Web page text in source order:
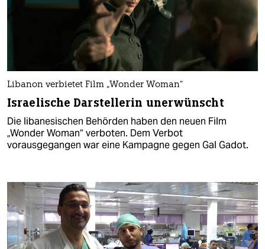
Libanon verbietet Film „Wonder Woman“
Israelische Darstellerin unerwünscht
Die libanesischen Behörden haben den neuen Film
„Wonder Woman“ verboten. Dem Verbot
vorausgegangen war eine Kampagne gegen Gal Gadot.